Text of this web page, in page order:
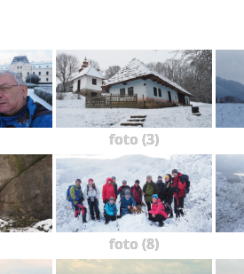
foto (3)
foto (8)